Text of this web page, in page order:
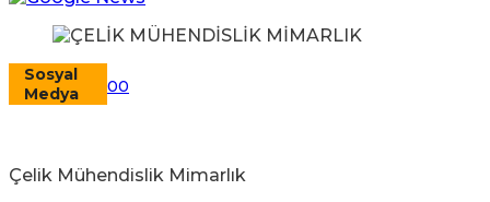
Sosyal
Medya
00
Çelik Mühendislik Mimarlık